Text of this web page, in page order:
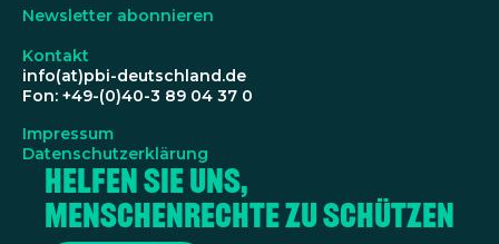
Newsletter abonnieren
Kontakt
info(at)pbi-deutschland.de
Fon: +49-(0)40-3 89 04 37 0
Impressum
Datenschutzerklärung
Helfen Sie uns,
Menschenrechte zu schützen